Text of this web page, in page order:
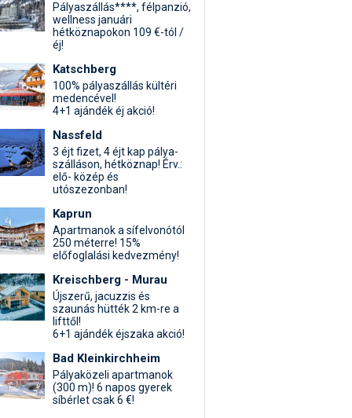
Pályaszállás****, félpanzió,
wellness januári
hétköznapokon 109 €-tól /
éj!
Katschberg
100% pályaszállás kültéri
medencével!
4+1 ajándék éj akció!
Nassfeld
3 éjt fizet, 4 éjt kap pálya-
szálláson, hétköznap! Érv.:
elő- közép és
utószezonban!
Kaprun
Apartmanok a sífelvonótól
250 méterre! 15%
előfoglalási kedvezmény!
Kreischberg - Murau
Újszerű, jacuzzis és
szaunás hütték 2 km-re a
lifttől!
6+1 ajándék éjszaka akció!
Bad Kleinkirchheim
Pályaközeli apartmanok
(300 m)! 6 napos gyerek
síbérlet csak 6 €!